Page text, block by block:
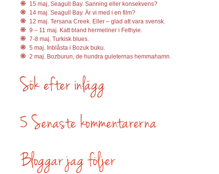
15 maj, Seagull Bay. Sanning eller konsekvens?
14 maj. Seagull Bay. Är vi med i en film?
12 maj. Tersana Creek. Eller – glad att vara svensk.
9 – 11 maj. Katt bland hermeliner i Fethyie.
7-8 maj. Turkisk blues.
5 maj. Inblåsta i Bozuk buku.
2 maj. Bozburun, de hundra guleternas hemmahamn.